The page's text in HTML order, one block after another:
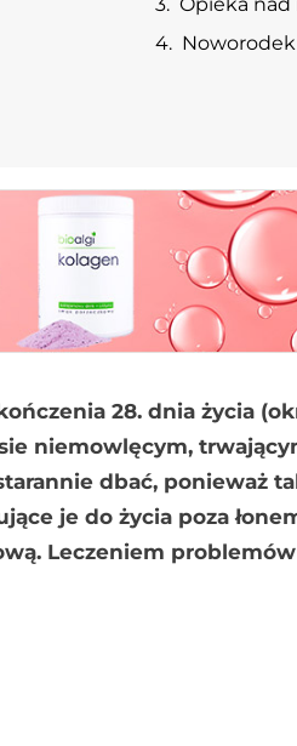
28. dnia życia
niemowlęcym,
dbać, ponieważ
je do życia poza
Leczeniem problemów